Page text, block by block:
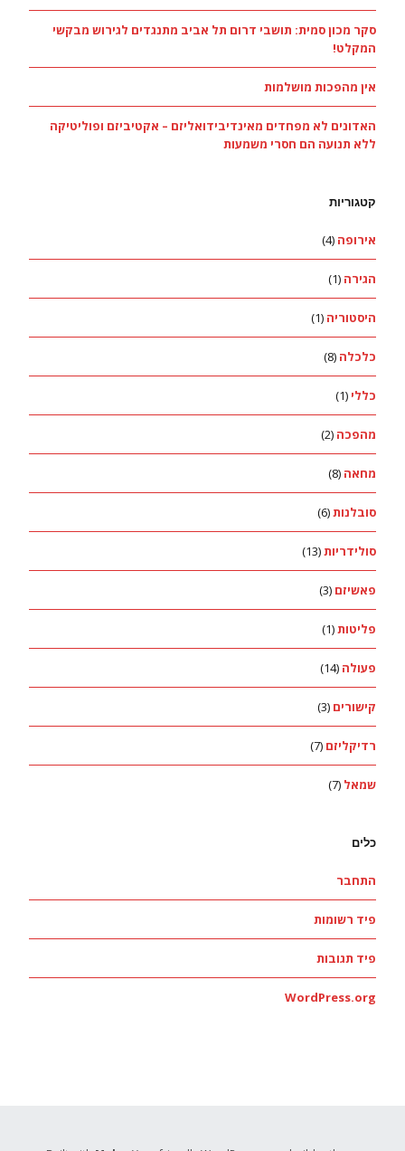
סקר מכון סמית: תושבי דרום תל אביב מתנגדים לגירוש מבקשי
המקלט!
אין מהפכות מושלמות
האדונים לא מפחדים מאינדיבידואליזם – אקטיביזם ופוליטיקה
ללא תנועה הם חסרי משמעות
קטגוריות
אירופה (4)
הגירה (1)
היסטוריה (1)
כלכלה (8)
כללי (1)
מהפכה (2)
מחאה (8)
סובלנות(6)
סולידריות(13)
פאשיזם (3)
פליטות(1)
פעולה (14)
קישורים (3)
רדיקליזם (7)
שמאל (7)
כלים
התחבר
פיד רשומות
פיד תגובות
WordPress.org